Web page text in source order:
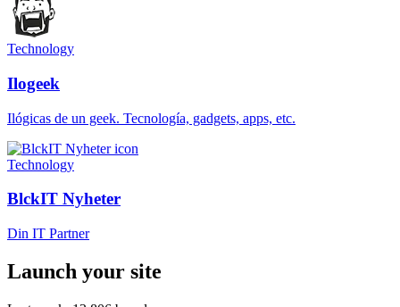
Technology
Ilogeek
Ilógicas de un geek. Tecnología, gadgets, apps, etc.
Technology
BlckIT Nyheter
Din IT Partner
Launch your site